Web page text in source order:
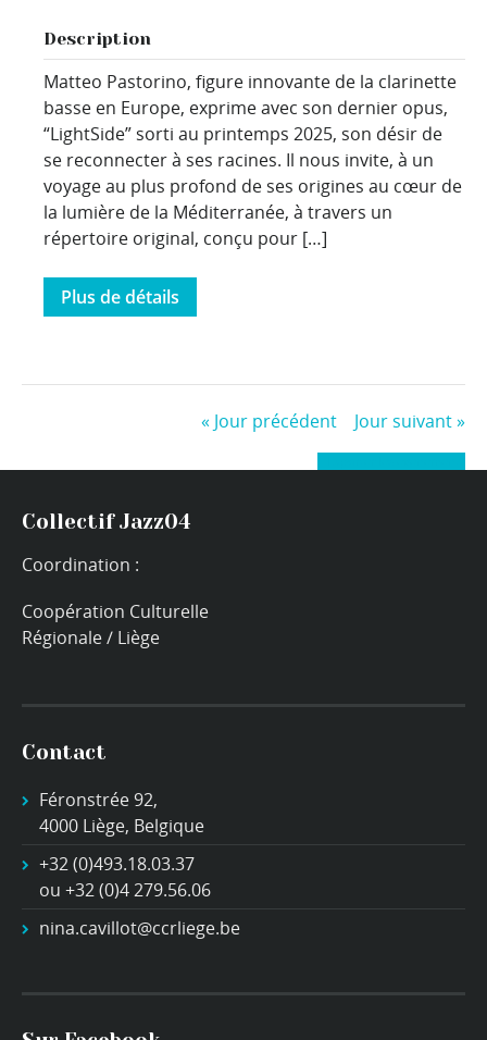
Description
Matteo Pastorino, figure innovante de la clarinette
basse en Europe, exprime avec son dernier opus,
“LightSide” sorti au printemps 2025, son désir de
se reconnecter à ses racines. Il nous invite, à un
voyage au plus profond de ses origines au cœur de
la lumière de la Méditerranée, à travers un
répertoire original, conçu pour […]
Plus de détails
« Jour précédent Jour suivant»
Collectif Jazz04
Coordination :
Coopération Culturelle
Régionale / Liège
Contact
Féronstrée 92,
4000 Liège, Belgique
+32 (0)493.18.03.37
ou +32 (0)4 279.56.06
nina.cavillot@ccrliege.be